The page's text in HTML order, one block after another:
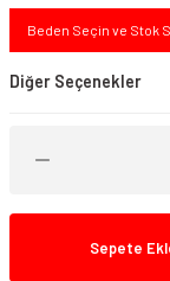
Beden Seçin ve Stok
Diğer Seçenekler
Sepete